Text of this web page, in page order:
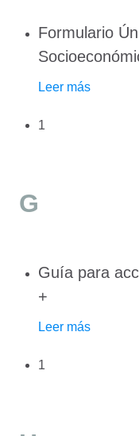
Formulario
Leer más
1
G
Guía para
+
Leer más
1